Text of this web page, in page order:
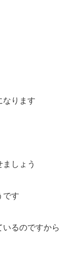
なります
しょう
です
るのですから